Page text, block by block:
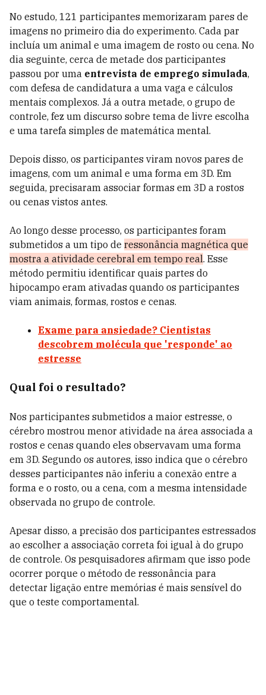
No estudo, 121 participantes memorizaram pares de
imagens no primeiro dia do experimento. Cada par
incluía um animal e uma imagem de rosto ou cena. No
dia seguinte, cerca de metade dos participantes
passou por uma entrevista de emprego simulada,
com defesa de candidatura a uma vaga e cálculos
mentais complexos. Já a outra metade, o grupo de
controle, fez um discurso sobre tema de livre escolha
e uma tarefa simples de matemática mental.
Depois disso, os participantes viram novos pares de
imagens, com um animal e uma forma em 3D. Em
seguida, precisaram associar formas em 3D a rostos
ou cenas vistos antes.
Ao longo desse processo, os participantes foram
submetidos a um tipo de ressonância magnética que
mostra a atividade cerebral em tempo real. Esse
método permitiu identificar quais partes do
hipocampo eram ativadas quando os participantes
viam animais, formas, rostos e cenas.
Exame para ansiedade? Cientistas
descobrem molécula que 'responde' ao
estresse
Qual foi o resultado?
Nos participantes submetidos a maior estresse, o
cérebro mostrou menor atividade na área associada a
rostos e cenas quando eles observavam uma forma
em 3D. Segundo os autores, isso indica que o cérebro
desses participantes não inferiu a conexão entre a
forma e o rosto, ou a cena, com a mesma intensidade
observada no grupo de controle.
Apesar disso, a precisão dos participantes estressados
ao escolher a associação correta foi igual à do grupo
de controle. Os pesquisadores afirmam que isso pode
ocorrer porque o método de ressonância para
detectar ligação entre memórias é mais sensível do
que o teste comportamental.